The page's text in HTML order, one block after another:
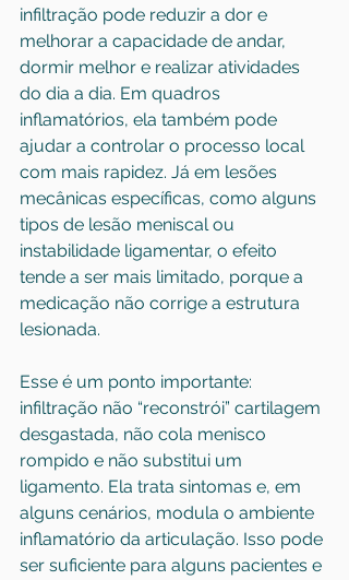
infiltração pode reduzir a dor e
melhorar a capacidade de andar,
dormir melhor e realizar atividades
do dia a dia. Em quadros
inflamatórios, ela também pode
ajudar a controlar o processo local
com mais rapidez. Já em lesões
mecânicas específicas, como alguns
tipos de lesão meniscal ou
instabilidade ligamentar, o efeito
tende a ser mais limitado, porque a
medicação não corrige a estrutura
lesionada.
Esse é um ponto importante:
infiltração não “reconstrói” cartilagem
desgastada, não cola menisco
rompido e não substitui um
ligamento. Ela trata sintomas e, em
alguns cenários, modula o ambiente
inflamatório da articulação. Isso pode
ser suficiente para alguns pacientes e